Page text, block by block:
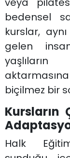
bedensel
kurslar,
gelen
biçilmez bir
Kursların
Halk